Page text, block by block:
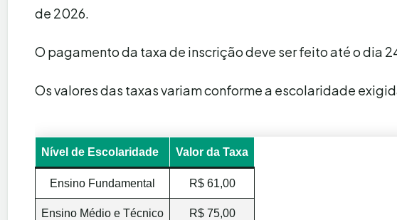
de 2026.
O pagamento da taxa de inscrição deve ser feito até o dia
Os valores das taxas variam conforme a escolaridade
Nível de Escolaridade Valor da Taxa
Ensino Fundamental R$ 61,00
Ensino Médio e Técnico R$ 75,00